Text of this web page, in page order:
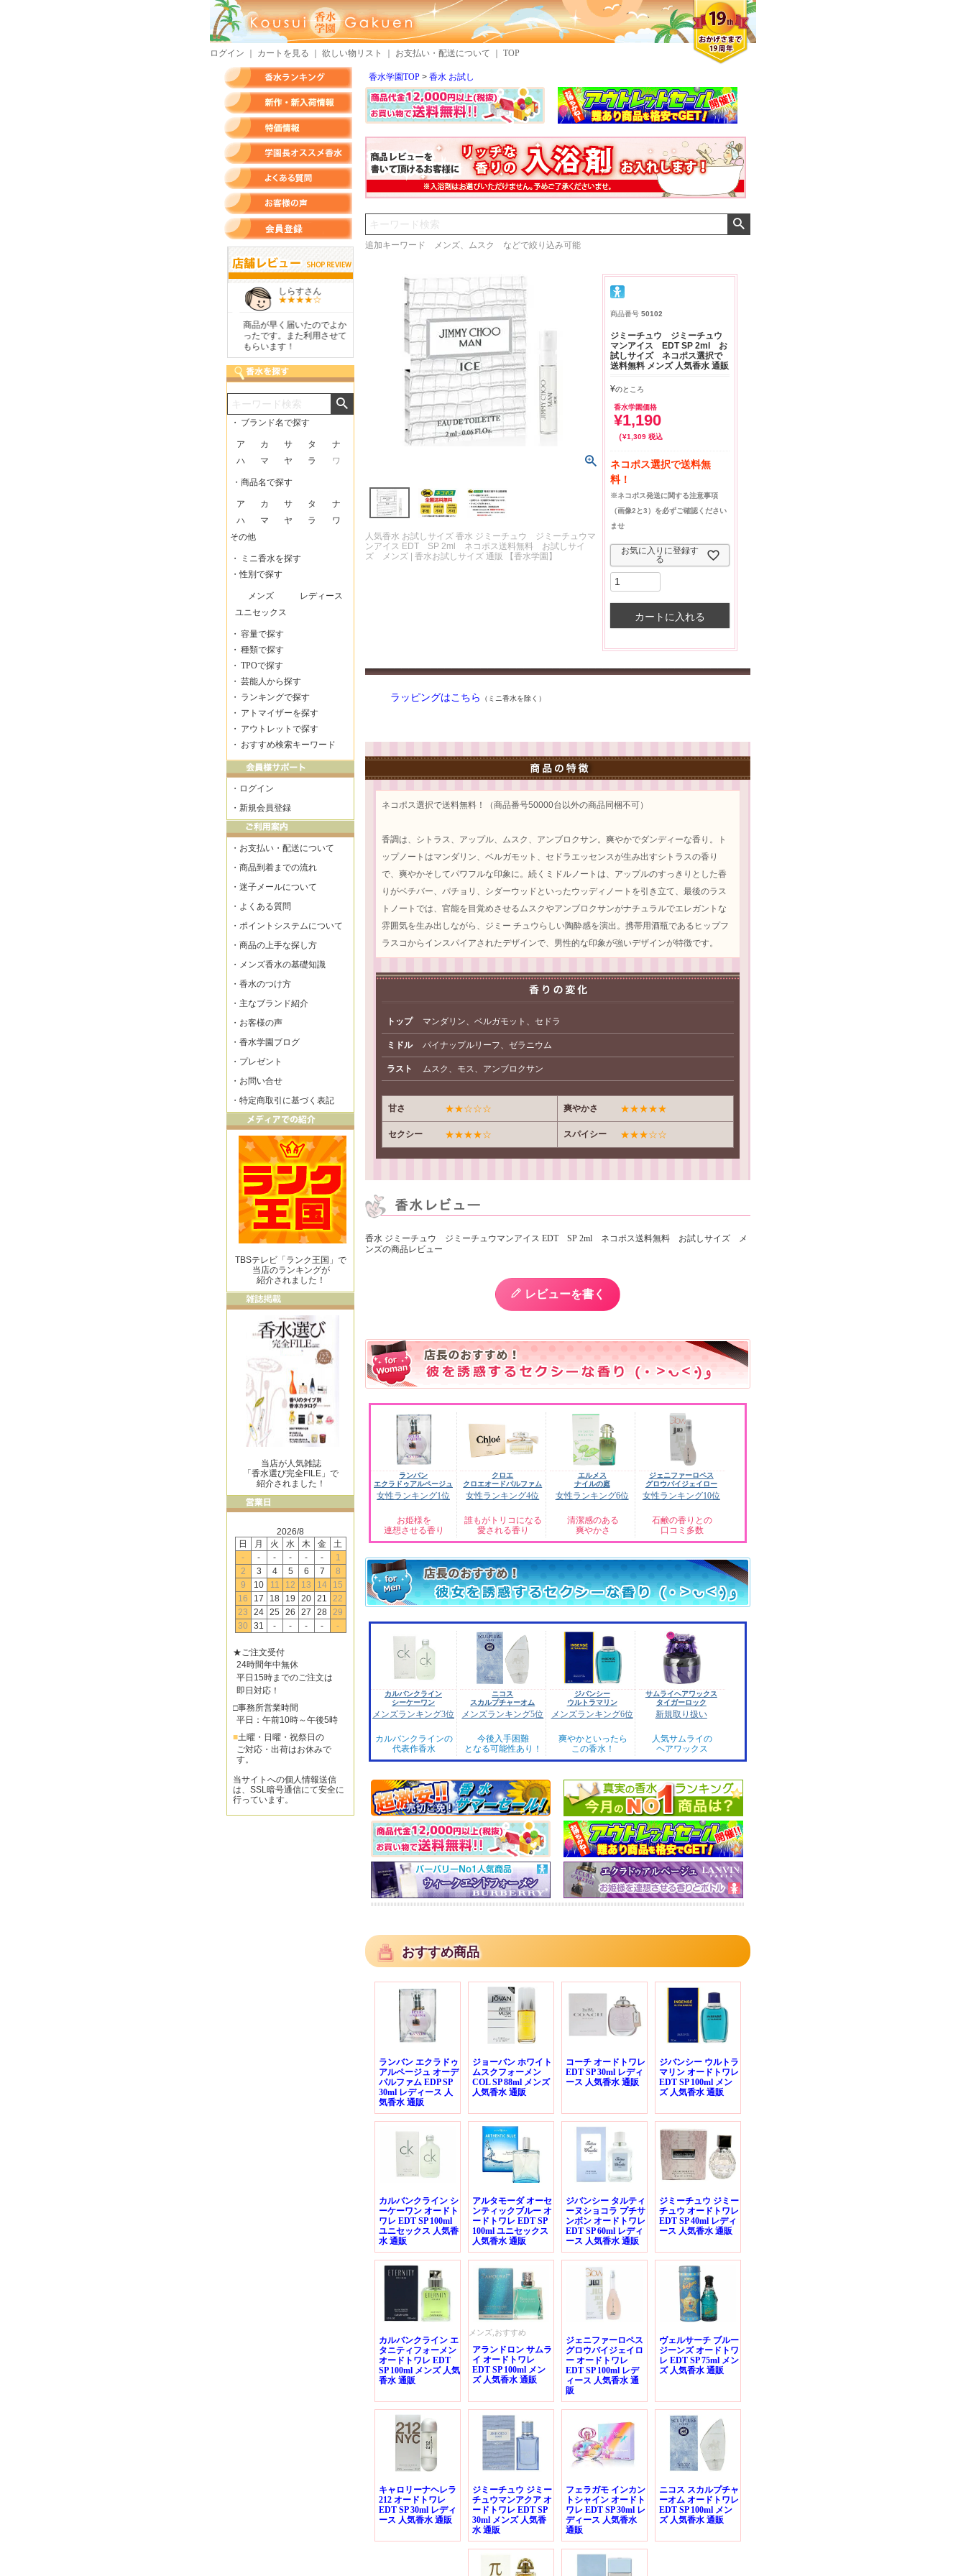
ログイン カートを見る 欲しい物リスト お支払い・配送について TOP
香水学園TOP 香水 お試し
検索
追加キーワード メンズ、ムスク などで絞り込み可能
人気香水 お試しサイズ 香水 ジミーチュウ ジミーチュウマ
ンアイス EDT SP 2ml ネコポス送料無料 お試しサイ
ズ メンズ | 香水お試しサイズ 通販 【香水学園】
商品番号 50102
ジミーチュウ ジミーチュウ
マンアイス EDT SP 2ml お
試しサイズ ネコポス選択で
送料無料 メンズ 人気香水 通販
¥のところ
香水学園価格
¥1,190
¥1,309 税込
ネコポス選択で送料無
料！
※ネコポス発送に関する注意事項
（画像2と3）を必ずご確認ください
ませ
お気に入りに登録す
る
カートに入れる
ラッピングはこちら （ミニ香水を除く）
ネコポス選択で送料無料！（商品番号50000台以外の商品同梱不可）
香調は、シトラス、アップル、ムスク、アンブロクサン。爽やかでダンディーな香り。ト
ップノートはマンダリン、ベルガモット、セドラエッセンスが生み出すシトラスの香り
で、爽やかそしてパワフルな印象に。続くミドルノートは、アップルのすっきりとした香
りがベチバー、パチョリ、シダーウッドといったウッディノートを引き立て、最後のラス
トノートでは、官能を目覚めさせるムスクやアンブロクサンがナチュラルでエレガントな
雰囲気を生み出しながら、ジミー チュウらしい陶酔感を演出。携帯用酒瓶であるヒップフ
ラスコからインスパイアされたデザインで、男性的な印象が強いデザインが特徴です。
トップ マンダリン、ベルガモット、セドラ
ミドル パイナップルリーフ、ゼラニウム
ラスト ムスク、モス、アンブロクサン
甘さ ★★☆☆☆ 爽やかさ ★★★★★
セクシー ★★★★☆ スパイシー ★★★☆☆
香水 ジミーチュウ ジミーチュウマンアイス EDT SP 2ml ネコポス送料無料 お試しサイズ メ
ンズの商品レビュー
レビューを書く
ランバン
エクラドゥアルページュ
女性ランキング1位
お姫様を
連想させる香り
クロエ
クロエオードパルファム
女性ランキング4位
誰もがトリコになる
愛される香り
エルメス
ナイルの庭
女性ランキング6位
清潔感のある
爽やかさ
ジェニファーロペス
グロウバイジェイロー
女性ランキング10位
石鹸の香りとの
口コミ多数
カルバンクライン
シーケーワン
メンズランキング3位
カルバンクラインの
代表作香水
ニコス
スカルプチャーオム
メンズランキング5位
今後入手困難
となる可能性あり！
ジバンシー
ウルトラマリン
メンズランキング6位
爽やかといったら
この香水！
サムライヘアワックス
タイガーロック
新規取り扱い
人気サムライの
ヘアワックス
おすすめ商品
ランバン エクラドゥ
アルページュ オーデ
パルファム EDP SP
30ml レディース 人
気香水 通販
ジョーバン ホワイト
ムスクフォーメン
COL SP 88ml メンズ
人気香水 通販
コーチ オードトワレ
EDT SP 30ml レディ
ース 人気香水 通販
ジバンシー ウルトラ
マリン オードトワレ
EDT SP 100ml メン
ズ 人気香水 通販
カルバンクライン シ
ーケーワン オードト
ワレ EDT SP 100ml
ユニセックス 人気香
水 通販
アルタモーダ オーセ
ンティックブルー オ
ードトワレ EDT SP
100ml ユニセックス
人気香水 通販
ジバンシー タルティ
ーヌショコラ プチサ
ンボン オードトワレ
EDT SP 60ml レディ
ース 人気香水 通販
ジミーチュウ ジミー
チュウ オードトワレ
EDT SP 40ml レディ
ース 人気香水 通販
カルバンクライン エ
タニティフォーメン
オードトワレ EDT
SP 100ml メンズ 人気
香水 通販
メンズ,おすすめ
アランドロン サムラ
イ オードトワレ
EDT SP 100ml メン
ズ 人気香水 通販
ジェニファーロペス
グロウバイジェイロ
ー オードトワレ
EDT SP 100ml レデ
ィース 人気香水 通
販
ヴェルサーチ ブルー
ジーンズ オードトワ
レ EDT SP 75ml メン
ズ 人気香水 通販
キャロリーナヘレラ
212 オードトワレ
EDT SP 30ml レディ
ース 人気香水 通販
ジミーチュウ ジミー
チュウマンアクア オ
ードトワレ EDT SP
30ml メンズ 人気香
水 通販
フェラガモ インカン
トシャイン オードト
ワレ EDT SP 30ml レ
ディース 人気香水
通販
ニコス スカルプチャ
ーオム オードトワレ
EDT SP 100ml メン
ズ 人気香水 通販
しらすさん
商品が早く届いたのでよか
ったです。また利用させて
もらいます！
MMさん
好きな香水を、いろいろ少
量試せるところが魅力でし
クロエさん
気持ちよくお取引が出来ま
した。またよろしくお願い
した。早速レビューを書き
ました！
・ ブランド名で探す
ア カ サ タ
ナ
ハ
マ ヤ ラ ワ
・商品名で探す
ア カ サ タ
ナ
ハ
マ ヤ ラ
ワ
その他
・
ミニ香水を探す
・性別で探す
メンズ
レディース
ユニセックス
・ 容量で探す
・ 種類で探す
・ TPOで探す
・ 芸能人から探す
・ ランキングで探す
・ アトマイザーを探す
・ アウトレットで探す
・ おすすめ検索キーワード
・ ログイン
・ 新規会員登録
・ お支払い・配送について
・ 商品到着までの流れ
・ 迷子メールについて
・ よくある質問
・ ポイントシステムについて
・ 商品の上手な探し方
・ メンズ香水の基礎知識
・ 香水のつけ方
・ 主なブランド紹介
・ お客様の声
・ 香水学園ブログ
・ プレゼント
・ お問い合せ
・ 特定商取引に基づく表記
TBSテレビ「ランク王国」で
当店のランキングが
紹介されました！
当店が人気雑誌
「香水選び完全FILE」で
紹介されました！
2026/8
日
月 火 水 木 金
土
-
- - - - -
1
2
3 4 5 6 7
8
9
10 11 12 13 14
15
16
17 18 19 20 21
22
23
24 25 26 27 28 29
30
31 - - - - -
★ご注文受付
24時間年中無休
平日15時までのご注文は
即日対応！
□事務所営業時間
平日：午前10時～午後5時
■土曜・日曜・祝祭日の
ご対応・出荷はお休みで
す。
当サイトへの個人情報送信
は、SSL暗号通信にて安全に
行っています。